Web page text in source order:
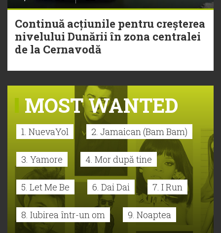
Continuă acțiunile pentru creșterea
nivelului Dunării în zona centralei
de la Cernavodă
MOST WANTED
1. NuevaYol 2. Jamaican (Bam Bam)
3. Yamore 4. Mor după tine
5. Let Me Be 6. Dai Dai 7. I Run
8. Iubirea într-un om 9. Noaptea